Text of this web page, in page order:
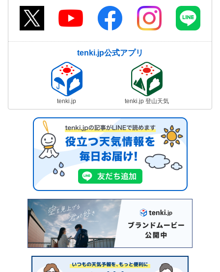
tenki.jp公式アプリ
tenki.jp tenki.jp 登山天気